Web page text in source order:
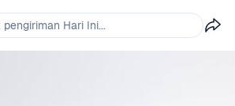
Hari Ini...